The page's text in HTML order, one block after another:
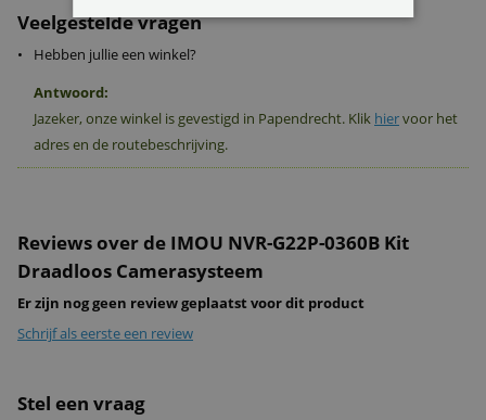
Veelgestelde vragen
•
Hebben jullie een winkel?
Antwoord:
Jazeker, onze winkel is gevestigd in Papendrecht. Klik hiervoor het
adres en de routebeschrijving.
Reviews over de IMOU NVR-G22P-0360B Kit
Draadloos Camerasysteem
Er zijn nog geen review geplaatst voor dit product
Schrijf als eerste een review
Stel een vraag